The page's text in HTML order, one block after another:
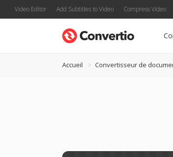
Video Editor Add Subtitles to Video Compress Video
Accueil Convertisseur de